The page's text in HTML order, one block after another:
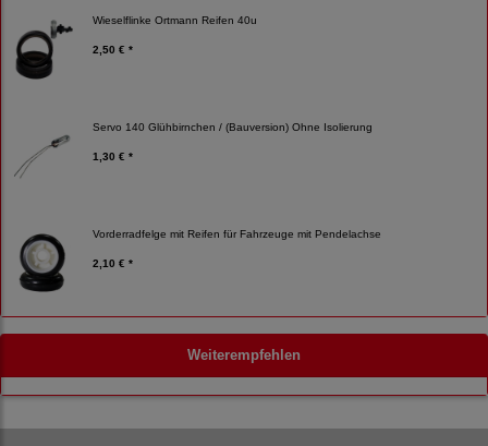
Wieselflinke Ortmann Reifen 40u
2,50 € *
Servo 140 Glühbirnchen / (Bauversion) Ohne Isolierung
1,30 € *
Vorderradfelge mit Reifen für Fahrzeuge mit Pendelachse
2,10 € *
Weiterempfehlen